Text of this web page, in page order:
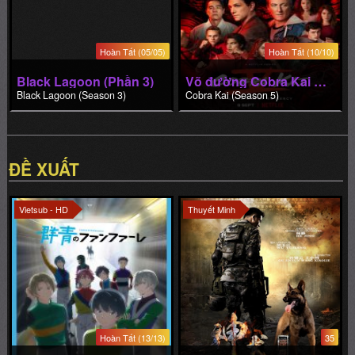
Hoàn Tất (05/05)
Black Lagoon (Phần 3)
Black Lagoon (Season 3)
Hoàn Tất (10/10)
Võ đường Cobra Kai (Phần 5)
Cobra Kai (Season 5)
ĐỀ XUẤT
Vietsub - HD
Hoàn Tất (13/13)
Thuyết Minh
35